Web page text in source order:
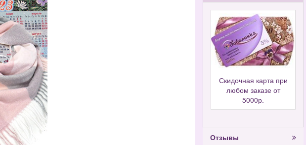
Скидочная карта при
любом заказе от
5000р.
Отзывы